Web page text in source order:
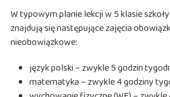
W typowym planie lekcji w 5 klasie
znajdują się następujące zajęcia
nieobowiązkowe:
język polski – zwykle 5 godzin
matematyka – zwykle 4 godziny